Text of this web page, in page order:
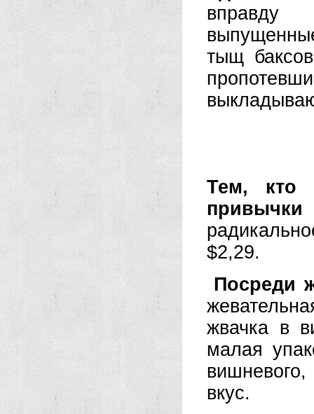
вправду
тыщ
Тем, кто
$2,29.
Посреди
жвачка в
малая
вкус.